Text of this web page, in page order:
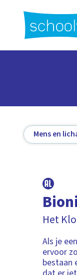
hoofdinhoud
Mens en
Het
Als je
ervoor
bestaan